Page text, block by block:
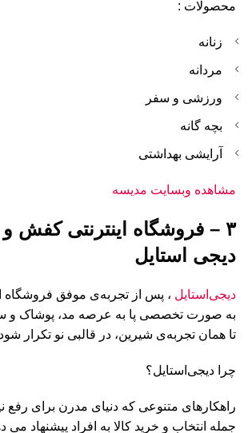
محصولات :
زنانه
مردانه
ورزشی و سفر
بچه گانه
آرایشی بهداشتی
مشاهده وبسایت مدیسه
۳ – فروشگاه اینترنتی کفش
دیجی استایل
دیجی‌استایل ، پس از تجربه‌ی موفق فروشگاه
به صورت تخصصی پا به عرصه مد، پوشاک و
تا همان تجربه‌ی شیرین، در قالبی نو تکرار
چرا دیجی‌استایل؟
راهکارهای متنوعی که دنیای مدرن برای رفع
جمله انتخاب و خرید کالا به افراد پیشنهاد